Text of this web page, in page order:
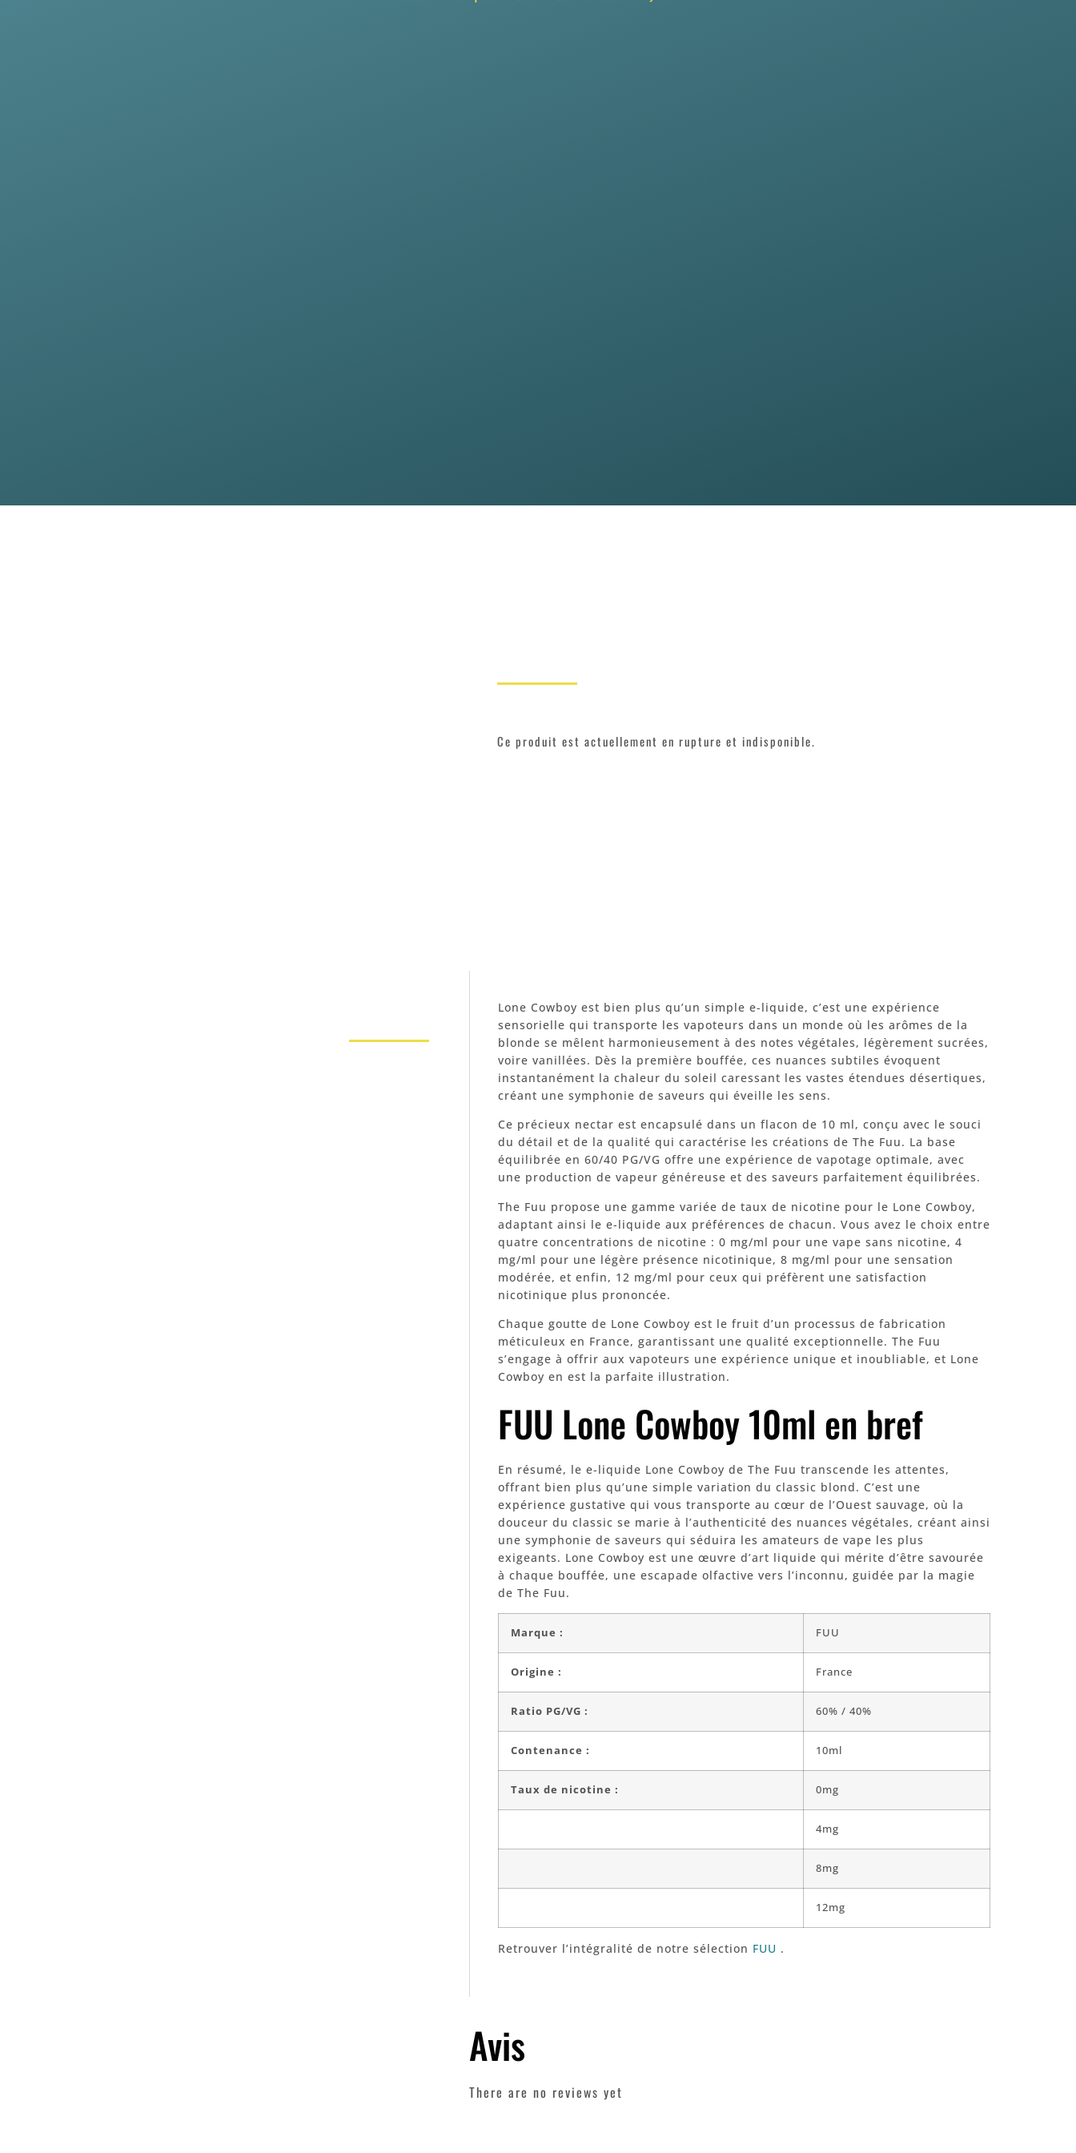
Ce produit est actuellement en rupture et indisponible.
Lone Cowboy est bien plus qu’un simple e-liquide, c’est une expérience
sensorielle qui transporte les vapoteurs dans un monde où les arômes de la
blonde se mêlent harmonieusement à des notes végétales, légèrement sucrées,
voire vanillées. Dès la première bouffée, ces nuances subtiles évoquent
instantanément la chaleur du soleil caressant les vastes étendues désertiques,
créant une symphonie de saveurs qui éveille les sens.
Ce précieux nectar est encapsulé dans un flacon de 10 ml, conçu avec le souci
du détail et de la qualité qui caractérise les créations de The Fuu. La base
équilibrée en 60/40 PG/VG offre une expérience de vapotage optimale, avec
une production de vapeur généreuse et des saveurs parfaitement équilibrées.
The Fuu propose une gamme variée de taux de nicotine pour le Lone Cowboy,
adaptant ainsi le e-liquide aux préférences de chacun. Vous avez le choix entre
quatre concentrations de nicotine : 0 mg/ml pour une vape sans nicotine, 4
mg/ml pour une légère présence nicotinique, 8 mg/ml pour une sensation
modérée, et enfin, 12 mg/ml pour ceux qui préfèrent une satisfaction
nicotinique plus prononcée.
Chaque goutte de Lone Cowboy est le fruit d’un processus de fabrication
méticuleux en France, garantissant une qualité exceptionnelle. The Fuu
s’engage à offrir aux vapoteurs une expérience unique et inoubliable, et Lone
Cowboy en est la parfaite illustration.
FUU Lone Cowboy 10ml en bref
En résumé, le e-liquide Lone Cowboy de The Fuu transcende les attentes,
offrant bien plus qu’une simple variation du classic blond. C’est une
expérience gustative qui vous transporte au cœur de l’Ouest sauvage, où la
douceur du classic se marie à l’authenticité des nuances végétales, créant ainsi
une symphonie de saveurs qui séduira les amateurs de vape les plus
exigeants. Lone Cowboy est une œuvre d’art liquide qui mérite d’être savourée
à chaque bouffée, une escapade olfactive vers l’inconnu, guidée par la magie
de The Fuu.
Marque : FUU
Origine : France
Ratio PG/VG : 60% / 40%
Contenance : 10ml
Taux de nicotine : 0mg
4mg
8mg
12mg
Retrouver l’intégralité de notre sélection FUU .
Avis
There are no reviews yet